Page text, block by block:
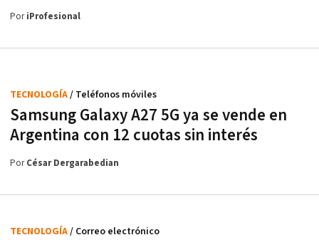
PoriProfesional
Samsung Galaxy A27 5G ya se vende en
Argentina con 12 cuotas sin interés
TECNOLOGÍA/ Teléfonos móviles
PorCésar Dergarabedian
TECNOLOGÍA/ Correo electrónico